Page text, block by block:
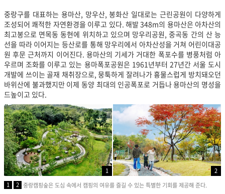
중랑구를 대표하는 용마산, 망우산, 봉화산 일대로는 근린공원이 다양하게
조성되어 쾌적한 자연환경을 이루고 있다. 해발 348m의 용마산은 아차산의
최고봉으로 면목동 동현에 위치하고 있으며 망우리공원, 중곡동 간의 산 능
선을 따라 이어지는 등산로를 통해 망우리에서 아차산성을 거쳐 어린이대공
원 후문 근처까지 이어진다. 용마산의 기세가 거대한 폭포수를 병풍처럼 아
우르며 조화를 이루고 있는 용마폭포공원은 1961년부터 27년간 서울 도시
개발에 쓰이는 골재 채취장으로, 뭉툭하게 잘려나가 흉물스럽게 방치돼오던
바위산에 불과했지만 이제 동양 최대의 인공폭포로 거듭나 용마산의 명성을
드높이고 있다.
1
2
1
2 중랑캠핑숲은 도심 속에서 캠핑의 여유를 즐길 수 있는 특별한 기회를 제공해 준다.